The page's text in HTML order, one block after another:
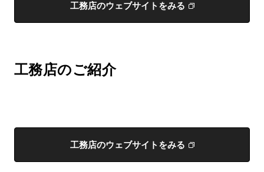
工務店のウェブサイトをみる
工務店のご紹介
工務店のウェブサイトをみる